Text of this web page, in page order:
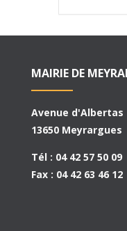
MAIRIE DE
Avenue d'Albertas
13650 Meyrargues
Tél : 04 42 57 50 09
Fax : 04 42 63 46 12